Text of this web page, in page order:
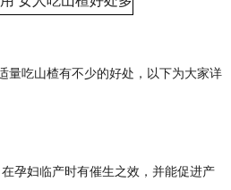
吃山楂有不少的好处，以下为大家详
妇临产时有催生之效，并能促进产